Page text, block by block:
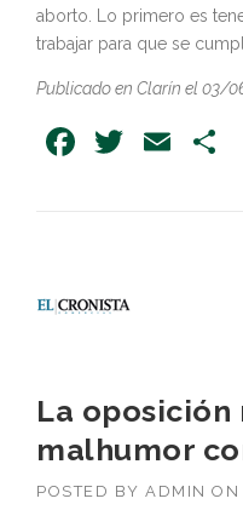
aborto. Lo primero es
trabajar para que se
Publicado en Clarín el 03/
Facebook
Twitter
La
malhumor
POSTED BY ADMIN ON